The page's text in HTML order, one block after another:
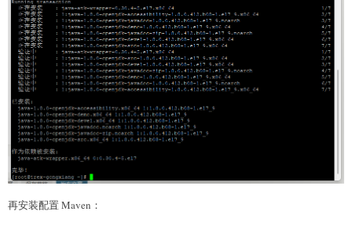
再安装配置 Maven：